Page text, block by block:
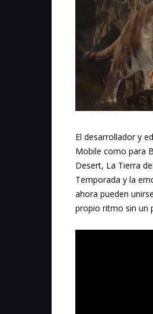
El desarrollador y
Mobile como para
Desert, La Tierra
Temporada y la
ahora pueden
propio ritmo sin un